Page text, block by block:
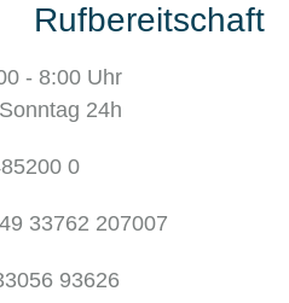
Rufbereitschaft
- 8:00 Uhr
24h
0
33762 207007
93626